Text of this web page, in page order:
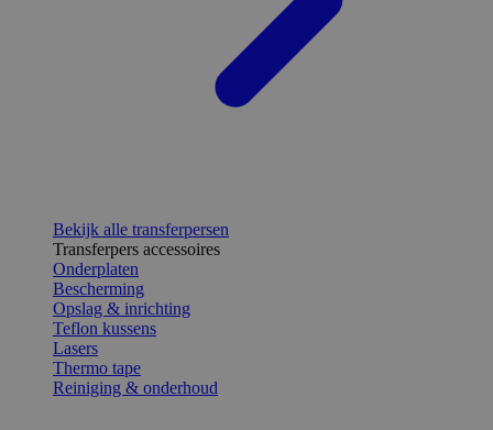
Bekijk alle transferpersen
Transferpers accessoires
Onderplaten
Bescherming
Opslag & inrichting
Teflon kussens
Lasers
Thermo tape
Reiniging & onderhoud